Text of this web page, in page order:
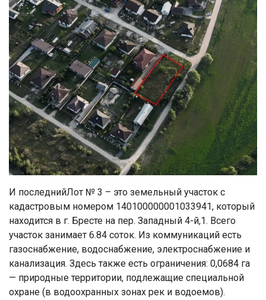
И последнийЛот № 3 – это земельный участок с
кадастровым номером 140100000001033941, который
находится в г. Бресте на пер. Западный 4-й,1. Всего
участок занимает 6.84 соток. Из коммуникаций есть
газоснабжение, водоснабжение, электроснабжение и
канализация. Здесь также есть ограничения: 0,0684 га
— природные территории, подлежащие специальной
охране (в водоохранных зонах рек и водоемов).